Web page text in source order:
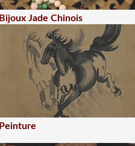
Bijoux Jade Chinois
Peinture